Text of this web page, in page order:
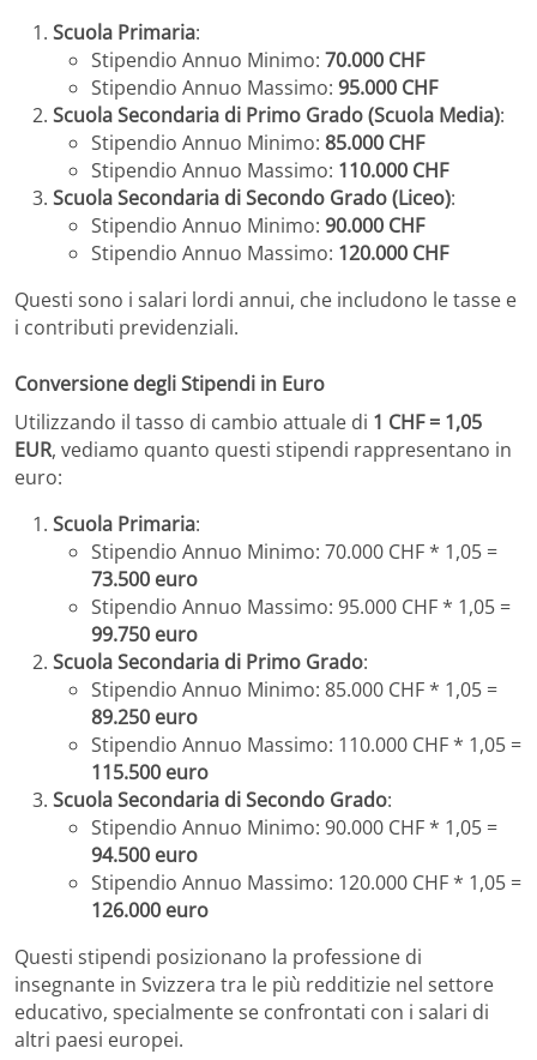
Scuola Primaria:
Stipendio Annuo Minimo: 70.000 CHF
Stipendio Annuo Massimo: 95.000 CHF
Scuola Secondaria di Primo Grado (Scuola Media):
Stipendio Annuo Minimo: 85.000 CHF
Stipendio Annuo Massimo: 110.000 CHF
Scuola Secondaria di Secondo Grado (Liceo):
Stipendio Annuo Minimo: 90.000 CHF
Stipendio Annuo Massimo: 120.000 CHF
Questi sono i salari lordi annui, che includono le tasse e
i contributi previdenziali.
Conversione degli Stipendi in Euro
Utilizzando il tasso di cambio attuale di 1 CHF = 1,05
EUR, vediamo quanto questi stipendi rappresentano in
euro:
Scuola Primaria:
Stipendio Annuo Minimo: 70.000 CHF * 1,05 =
73.500 euro
Stipendio Annuo Massimo: 95.000 CHF * 1,05 =
99.750 euro
Scuola Secondaria di Primo Grado:
Stipendio Annuo Minimo: 85.000 CHF * 1,05 =
89.250 euro
Stipendio Annuo Massimo: 110.000 CHF * 1,05 =
115.500 euro
Scuola Secondaria di Secondo Grado:
Stipendio Annuo Minimo: 90.000 CHF * 1,05 =
94.500 euro
Stipendio Annuo Massimo: 120.000 CHF * 1,05 =
126.000 euro
Questi stipendi posizionano la professione di
insegnante in Svizzera tra le più redditizie nel settore
educativo, specialmente se confrontati con i salari di
altri paesi europei.